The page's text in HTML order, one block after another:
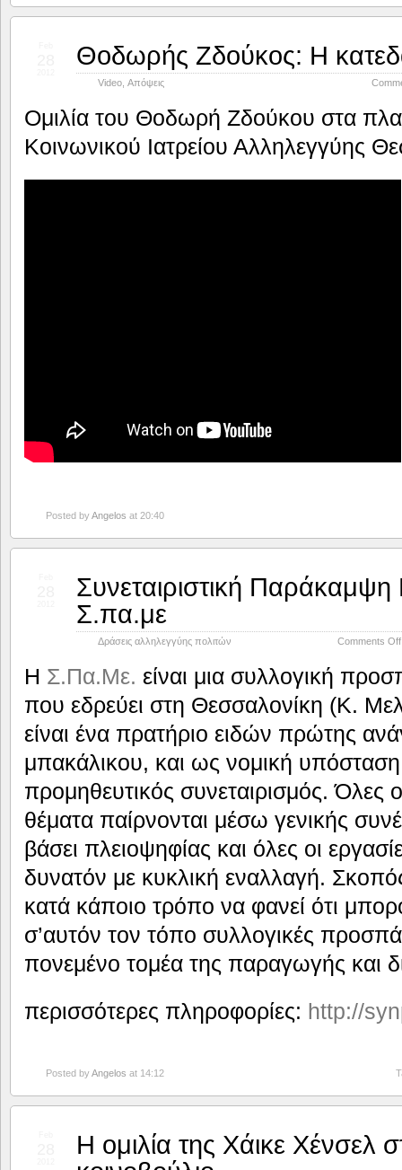
Θοδωρής Ζδούκος: Η
Video Απόψεις
Ομιλία του Θοδωρή Ζδούκου στα
Κοινωνικού Ιατρείου Αλληλεγγύης
Posted byAngelos at 20:40
Συνεταιριστική
Σ.πα.με
Δράσεις αλληλεγγύης πολιτών Comments Off
Η Σ.Πα.Με. είναι μια συλλογική
που εδρεύει στη Θεσσαλονίκη (Κ.
είναι ένα πρατήριο ειδών πρώτης
μπακάλικου, και ως νομική
προμηθευτικός συνεταιρισμός. Όλες
θέματα παίρνονται μέσω γενικής
βάσει πλειοψηφίας και όλες οι
δυνατόν με κυκλική εναλλαγή.
κατά κάποιο τρόπο να φανεί ότι
σ’αυτόν τον τόπο συλλογικές
πονεμένο τομέα της παραγωγής και
περισσότερες πληροφορίες: http://
Posted byAngelos at 14:12
Η ομιλία της Χάικε Χένσελ